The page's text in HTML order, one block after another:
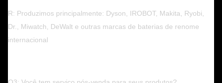
R: Produzimos principalmente: Dyson, IROBOT, Makita, Ryobi,
Dr., Miwatch, DeWalt e outras marcas de baterias de renome
internacional